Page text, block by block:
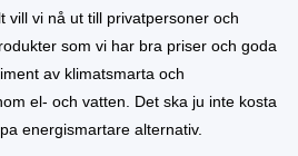
vill vi nå ut till privatpersoner och
som vi har bra priser och goda
av klimatsmarta och
el- och vatten. Det ska ju inte kosta
energismartare alternativ.